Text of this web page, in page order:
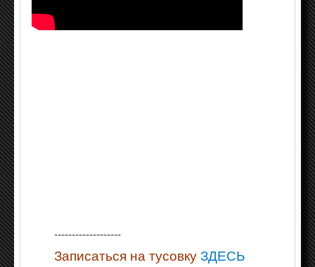
-------------------
Записаться на тусовкуЗДЕСЬ